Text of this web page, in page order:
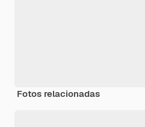
Fotos relacionadas